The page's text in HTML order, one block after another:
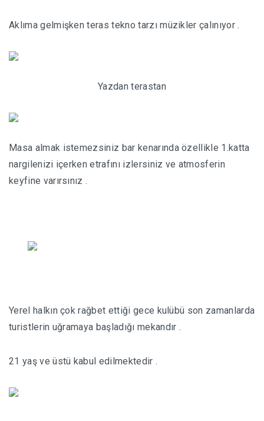
COUCH SURFING
Aklıma gelmişken teras tekno tarzı müzikler çalınıyor .
Yazdan terastan
Masa almak istemezsiniz bar kenarında özellikle 1.katta
nargilenizi içerken etrafını izlersiniz ve atmosferin
keyfine varırsınız .
Yerel halkın çok rağbet ettiği gece kulübü son zamanlarda
turistlerin uğramaya başladığı mekandır .
21 yaş ve üstü kabul edilmektedir .